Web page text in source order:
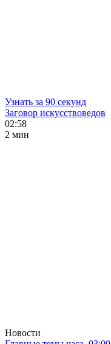
Узнать за 90 секунд
Заговор искусствоведов
02:58
2 мин
Новости